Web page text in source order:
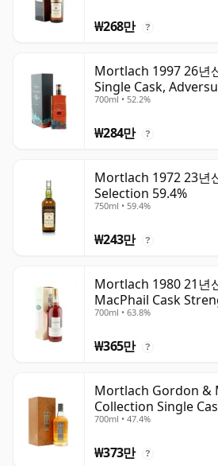
₩268만 ?
Mortlach 1997 26년
Single Cask,
Water
700ml • 52.2%
₩284만 ?
Mortlach 1972 23년
Selection 59.4%
750ml • 59.4%
₩243만 ?
Mortlach 1980 21년
MacPhail Cask
700ml • 63.8%
₩365만 ?
Mortlach Gordon &
Collection Single
700ml • 47.4%
₩373만 ?